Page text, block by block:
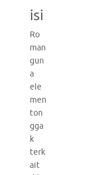
isi
Ro
man
gun
a
ele
men
ton
gga
k
terk
ait